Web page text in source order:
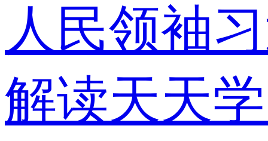
人民领袖
解读天天